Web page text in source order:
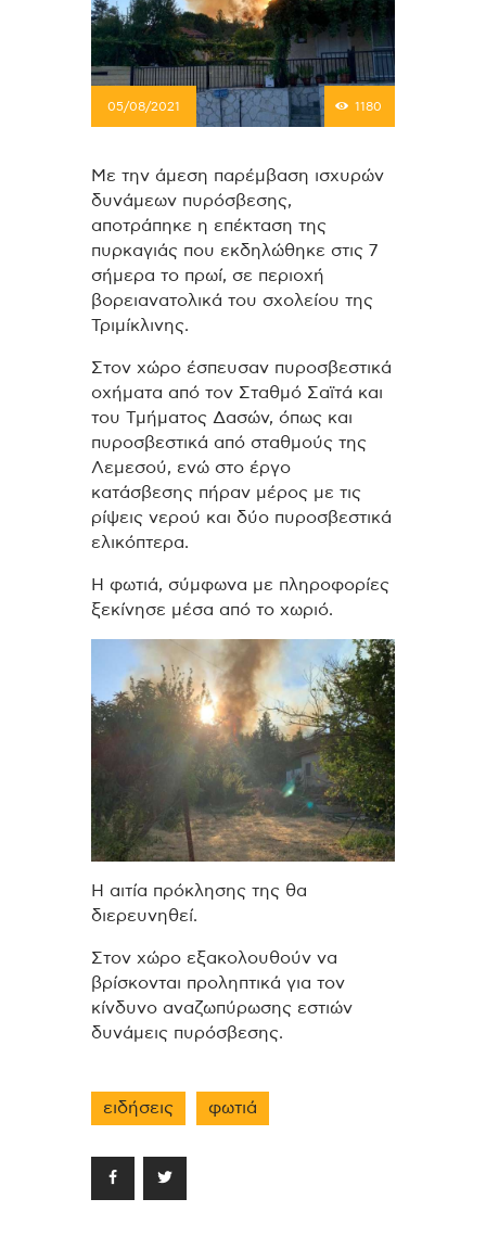
05/08/2021 1180
Με την άμεση παρέμβαση ισχυρών
δυνάμεων πυρόσβεσης,
αποτράπηκε η επέκταση της
πυρκαγιάς που εκδηλώθηκε στις 7
σήμερα το πρωί, σε περιοχή
βορειανατολικά του σχολείου της
Τριμίκλινης.
Στον χώρο έσπευσαν πυροσβεστικά
οχήματα από τον Σταθμό Σαϊτά και
του Τμήματος Δασών, όπως και
πυροσβεστικά από σταθμούς της
Λεμεσού, ενώ στο έργο
κατάσβεσης πήραν μέρος με τις
ρίψεις νερού και δύο πυροσβεστικά
ελικόπτερα.
Η φωτιά, σύμφωνα με πληροφορίες
ξεκίνησε μέσα από το χωριό.
Η αιτία πρόκλησης της θα
διερευνηθεί.
Στον χώρο εξακολουθούν να
βρίσκονται προληπτικά για τον
κίνδυνο αναζωπύρωσης εστιών
δυνάμεις πυρόσβεσης.
ειδήσεις φωτιά